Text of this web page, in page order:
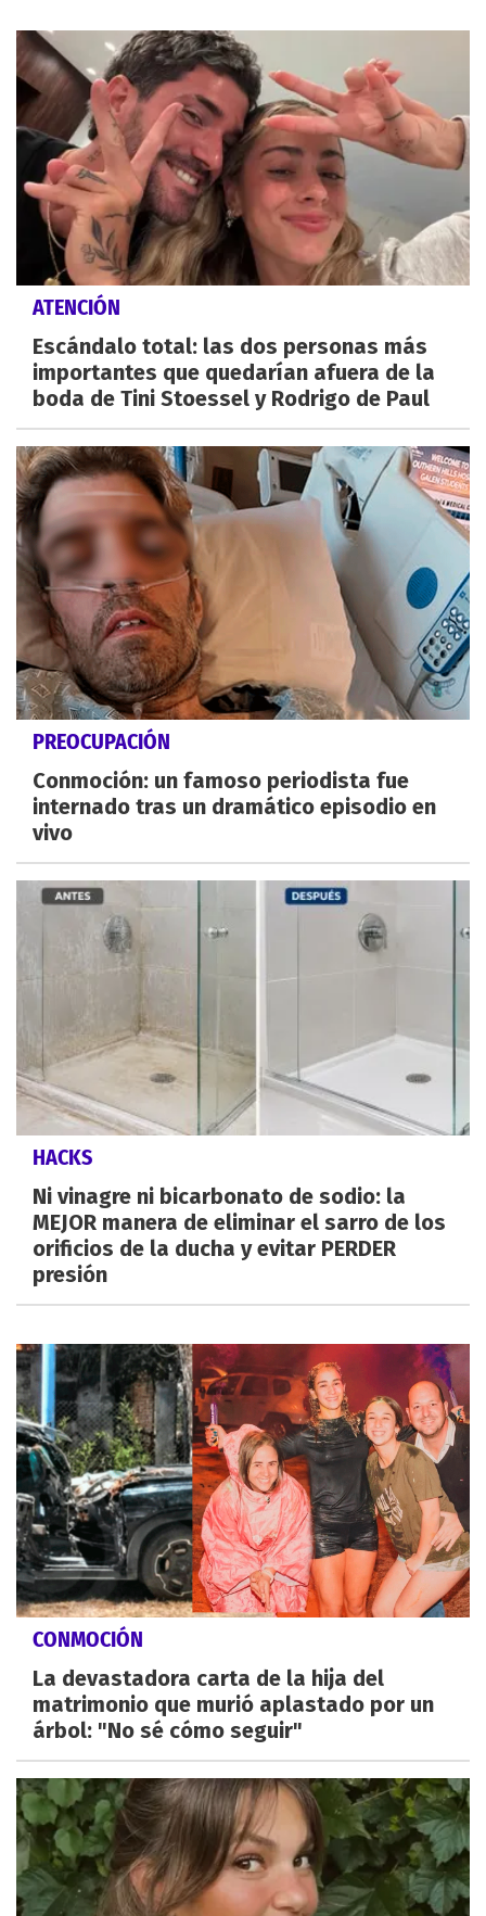
ATENCIÓN
Escándalo total: las dos personas más
importantes que quedarían afuera de la
boda de Tini Stoessel y Rodrigo de Paul
PREOCUPACIÓN
Conmoción: un famoso periodista fue
internado tras un dramático episodio en
vivo
HACKS
Ni vinagre ni bicarbonato de sodio: la
MEJOR manera de eliminar el sarro de los
orificios de la ducha y evitar PERDER
presión
CONMOCIÓN
La devastadora carta de la hija del
matrimonio que murió aplastado por un
árbol: "No sé cómo seguir"